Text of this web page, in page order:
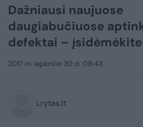
Dažniausi naujuose
daugiabučiuose
defektai –
2017 m. lapkričio 30 d. 08:43
Lrytas.lt